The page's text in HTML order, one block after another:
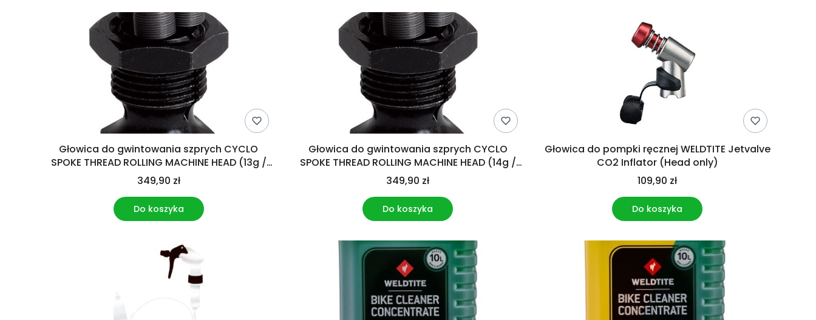
Głowica do gwintowania szprych CYCLO
SPOKE THREAD ROLLING MACHINE HEAD (13g /
2.3mm) (NEW)
349,90 zł
Do koszyka
Głowica do gwintowania szprych CYCLO
SPOKE THREAD ROLLING MACHINE HEAD (14g /
2.0mm) (NEW)
349,90 zł
Do koszyka
Głowica do pompki ręcznej WELDTITE Jetvalve
CO2 Inflator (Head only)
109,90 zł
Do koszyka